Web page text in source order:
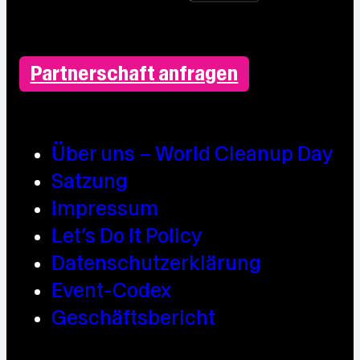
Partnerschaft anfragen
Über uns – World Cleanup Day
Satzung
Impressum
Let’s Do It Policy
Datenschutzerklärung
Event-Codex
Geschäftsbericht